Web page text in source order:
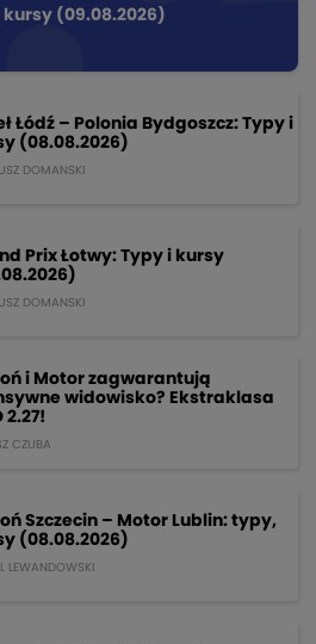
kursy (09.08.2026)
Łódź – Polonia Bydgoszcz: Typy i
(08.08.2026)
DOMANSKI
Prix Łotwy: Typy i kursy
DOMANSKI
i Motor zagwarantują
widowisko? Ekstraklasa
2.27!
CZUBA
Szczecin – Motor Lublin: typy,
(08.08.2026)
LEWANDOWSKI